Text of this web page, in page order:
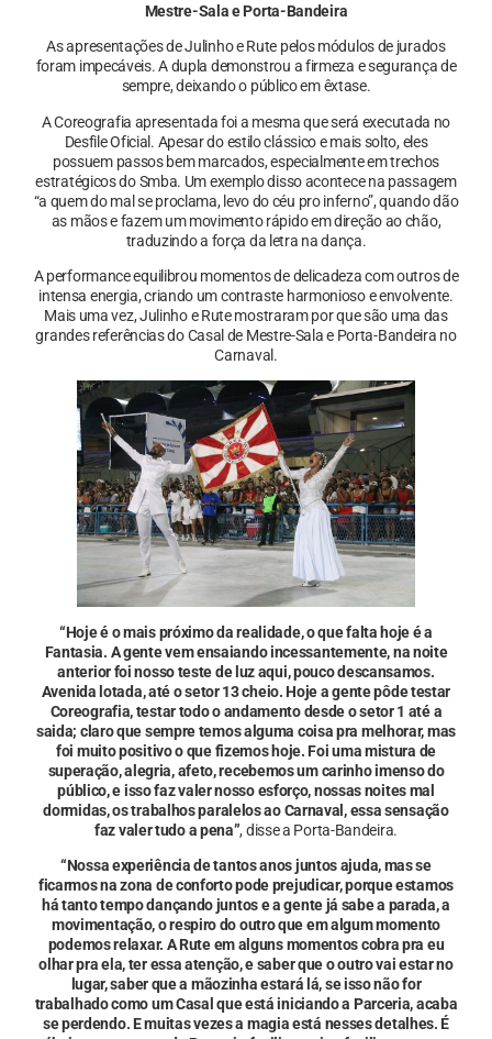
Mestre-Sala e Porta-Bandeira
As apresentações de Julinho e Rute pelos módulos de jurados
foram impecáveis. A dupla demonstrou a firmeza e segurança de
sempre, deixando o público em êxtase.
A Coreografia apresentada foi a mesma que será executada no
Desfile Oficial. Apesar do estilo clássico e mais solto, eles
possuem passos bem marcados, especialmente em trechos
estratégicos do Smba. Um exemplo disso acontece na passagem
“a quem do mal se proclama, levo do céu pro inferno”, quando dão
as mãos e fazem um movimento rápido em direção ao chão,
traduzindo a força da letra na dança.
A performance equilibrou momentos de delicadeza com outros de
intensa energia, criando um contraste harmonioso e envolvente.
Mais uma vez, Julinho e Rute mostraram por que são uma das
grandes referências do Casal de Mestre-Sala e Porta-Bandeira no
Carnaval.
“Hoje é o mais próximo da realidade, o que falta hoje é a
Fantasia. A gente vem ensaiando incessantemente, na noite
anterior foi nosso teste de luz aqui, pouco descansamos.
Avenida lotada, até o setor 13 cheio. Hoje a gente pôde testar
Coreografia, testar todo o andamento desde o setor 1 até a
saida; claro que sempre temos alguma coisa pra melhorar, mas
foi muito positivo o que fizemos hoje. Foi uma mistura de
superação, alegria, afeto, recebemos um carinho imenso do
público, e isso faz valer nosso esforço, nossas noites mal
dormidas, os trabalhos paralelos ao Carnaval, essa sensação
faz valer tudo a pena”, disse a Porta-Bandeira.
“Nossa experiência de tantos anos juntos ajuda, mas se
ficarmos na zona de conforto pode prejudicar, porque estamos
há tanto tempo dançando juntos e a gente já sabe a parada, a
movimentação, o respiro do outro que em algum momento
podemos relaxar. A Rute em alguns momentos cobra pra eu
olhar pra ela, ter essa atenção, e saber que o outro vai estar no
lugar, saber que a mãozinha estará lá, se isso não for
trabalhado como um Casal que está iniciando a Parceria, acaba
se perdendo. E muitas vezes a magia está nesses detalhes. É